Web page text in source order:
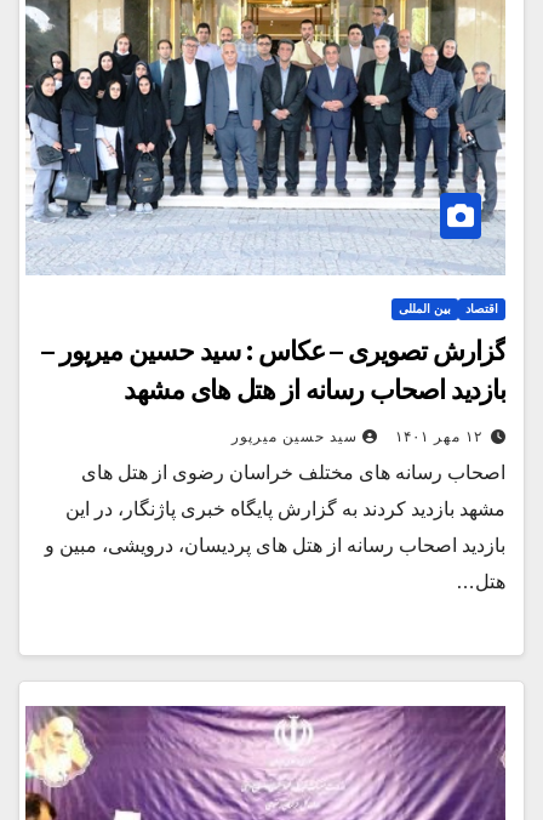
اقتصاد بین المللی
گزارش تصویری – عکاس : سید حسین میرپور –
بازدید اصحاب رسانه از هتل های مشهد
۱۲ مهر ۱۴۰۱ سید حسین میرپور
اصحاب رسانه های مختلف خراسان رضوی از هتل های
مشهد بازدید کردند به گزارش پایگاه خبری پاژنگار، در این
بازدید اصحاب رسانه از هتل های پردیسان، درویشی، مبین و
هتل…